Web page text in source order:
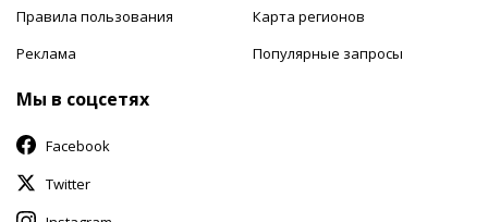
Правила пользования
Реклама
Карта регионов
Популярные запросы
Мы в соцсетях
Facebook
Twitter